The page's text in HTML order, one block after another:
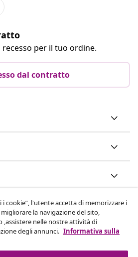
per il tuo ordine.
dal contratto
i cookie”, l'utente accetta di memorizzare i
la navigazione del sito,
,assistere nelle nostre attività di
degli annunci. Informativa sulla